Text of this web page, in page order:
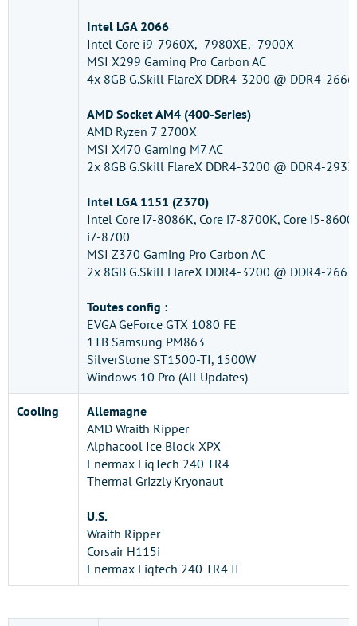
Intel LGA 2066
Intel Core i9-7960X, -7980XE, -7900X
MSI X299 Gaming Pro Carbon AC
4x 8GB G.Skill FlareX DDR4-3200 @ DDR4-
AMD Socket AM4 (400-Series)
AMD Ryzen 7 2700X
MSI X470 Gaming M7 AC
2x 8GB G.Skill FlareX DDR4-3200 @ DDR4-2933
Intel LGA 1151 (Z370)
Intel Core i7-8086K, Core i7-8700K, Core i5-
i7-8700
MSI Z370 Gaming Pro Carbon AC
2x 8GB G.Skill FlareX DDR4-3200 @ DDR4-2667
Toutes config :
EVGA GeForce GTX 1080 FE
1TB Samsung PM863
SilverStone ST1500-TI, 1500W
Windows 10 Pro (All Updates)
Cooling
Allemagne
AMD Wraith Ripper
Alphacool Ice Block XPX
Enermax LiqTech 240 TR4
Thermal Grizzly Kryonaut
U.S.
Wraith Ripper
Corsair H115i
Enermax Liqtech 240 TR4 II